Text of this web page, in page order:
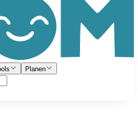
Planen